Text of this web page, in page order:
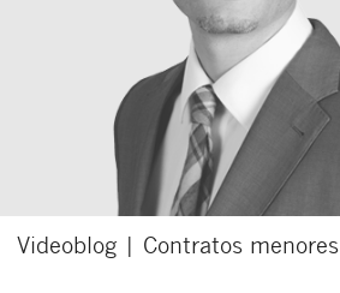
Videoblog | Contratos menores